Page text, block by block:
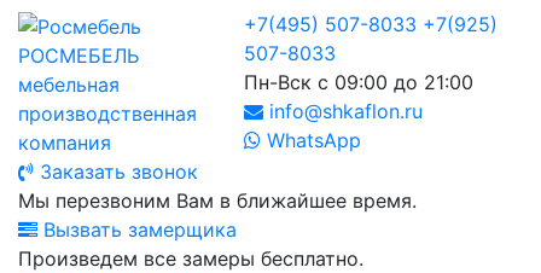
РОСМЕБЕЛЬ
мебельная
производственная
компания
+7(495) 507-8033 +7(925)
507-8033
Пн-Вск с 09:00 до 21:00
info@shkaflon.ru
WhatsApp
Заказать звонок
Мы перезвоним Вам в ближайшее время.
Вызвать замерщика
Произведем все замеры бесплатно.